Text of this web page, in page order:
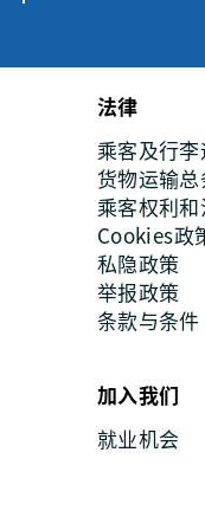
法律
乘客及行
货物运输总
乘客权利
Cookies政
私隐政策
举报政策
条款与条件
加入我们
就业机会